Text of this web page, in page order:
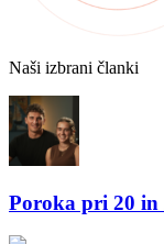
Naši izbrani članki
Poroka pri 20 in